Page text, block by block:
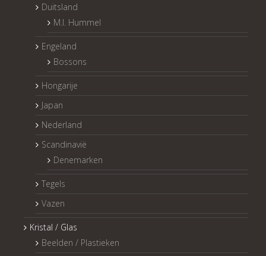
Duitsland
M.I. Hummel
Engeland
Bossons
Hongarije
Japan
Nederland
Scandinavië
Denemarken
Tegels
Vazen
Kristal / Glas
Beelden / Plastieken